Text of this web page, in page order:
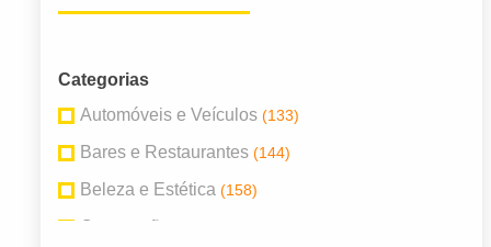
Categorias
Automóveis e Veículos (133)
Bares e Restaurantes (144)
Beleza e Estética (158)
Construção